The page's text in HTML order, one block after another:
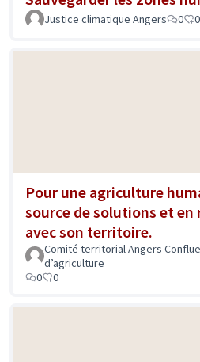
Justice climatique Angers
0 0
Pour une agriculture
source de solutions et en
avec son territoire.
Comité territorial Angers
d’agriculture
0
0